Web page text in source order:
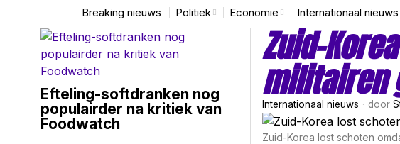
Breaking nieuws Politiek Economie Internationaal nieuws
Zuid-
militairen
Internationaal nieuws door
Zuid-Korea lost schoten
Efteling-softdranken nog
populairder na kritiek van
Foodwatch